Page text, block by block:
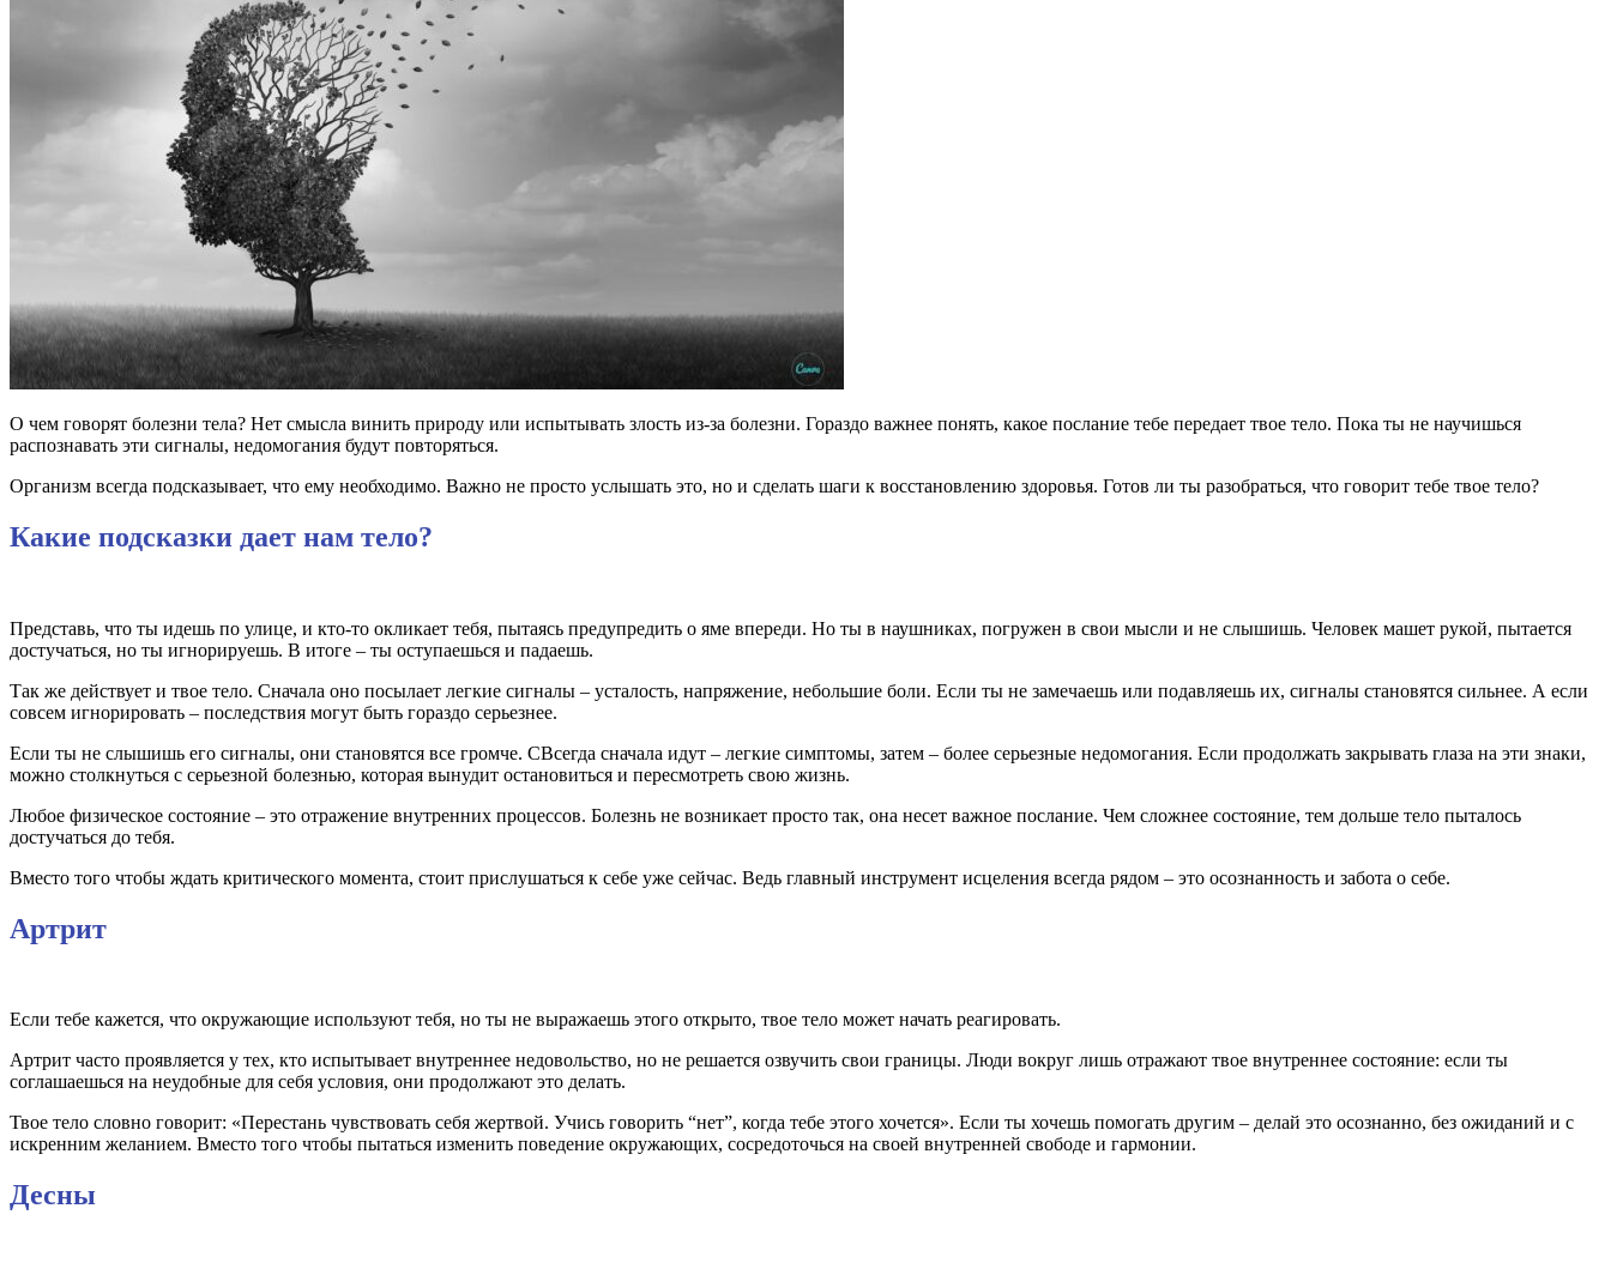
О чем говорят болезни тела? Нет смысла винить природу или испытывать злость из-за болезни. Гораздо важнее понять, какое послание тебе передает твое тело. Пока ты не научишься
распознавать эти сигналы, недомогания будут повторяться.
Организм всегда подсказывает, что ему необходимо. Важно не просто услышать это, но и сделать шаги к восстановлению здоровья. Готов ли ты разобраться, что говорит тебе твое тело?
Какие подсказки дает нам тело?
Представь, что ты идешь по улице, и кто-то окликает тебя, пытаясь предупредить о яме впереди. Но ты в наушниках, погружен в свои мысли и не слышишь. Человек машет рукой, пытается
достучаться, но ты игнорируешь. В итоге – ты оступаешься и падаешь.
Так же действует и твое тело. Сначала оно посылает легкие сигналы – усталость, напряжение, небольшие боли. Если ты не замечаешь или подавляешь их, сигналы становятся сильнее. А если
совсем игнорировать – последствия могут быть гораздо серьезнее.
Если ты не слышишь его сигналы, они становятся все громче. СВсегда сначала идут – легкие симптомы, затем – более серьезные недомогания. Если продолжать закрывать глаза на эти знаки,
можно столкнуться с серьезной болезнью, которая вынудит остановиться и пересмотреть свою жизнь.
Любое физическое состояние – это отражение внутренних процессов. Болезнь не возникает просто так, она несет важное послание. Чем сложнее состояние, тем дольше тело пыталось
достучаться до тебя.
Вместо того чтобы ждать критического момента, стоит прислушаться к себе уже сейчас. Ведь главный инструмент исцеления всегда рядом – это осознанность и забота о себе.
Артрит
Если тебе кажется, что окружающие используют тебя, но ты не выражаешь этого открыто, твое тело может начать реагировать.
Артрит часто проявляется у тех, кто испытывает внутреннее недовольство, но не решается озвучить свои границы. Люди вокруг лишь отражают твое внутреннее состояние: если ты
соглашаешься на неудобные для себя условия, они продолжают это делать.
Твое тело словно говорит: «Перестань чувствовать себя жертвой. Учись говорить “нет”, когда тебе этого хочется». Если ты хочешь помогать другим – делай это осознанно, без ожиданий и с
искренним желанием. Вместо того чтобы пытаться изменить поведение окружающих, сосредоточься на своей внутренней свободе и гармонии.
Десны